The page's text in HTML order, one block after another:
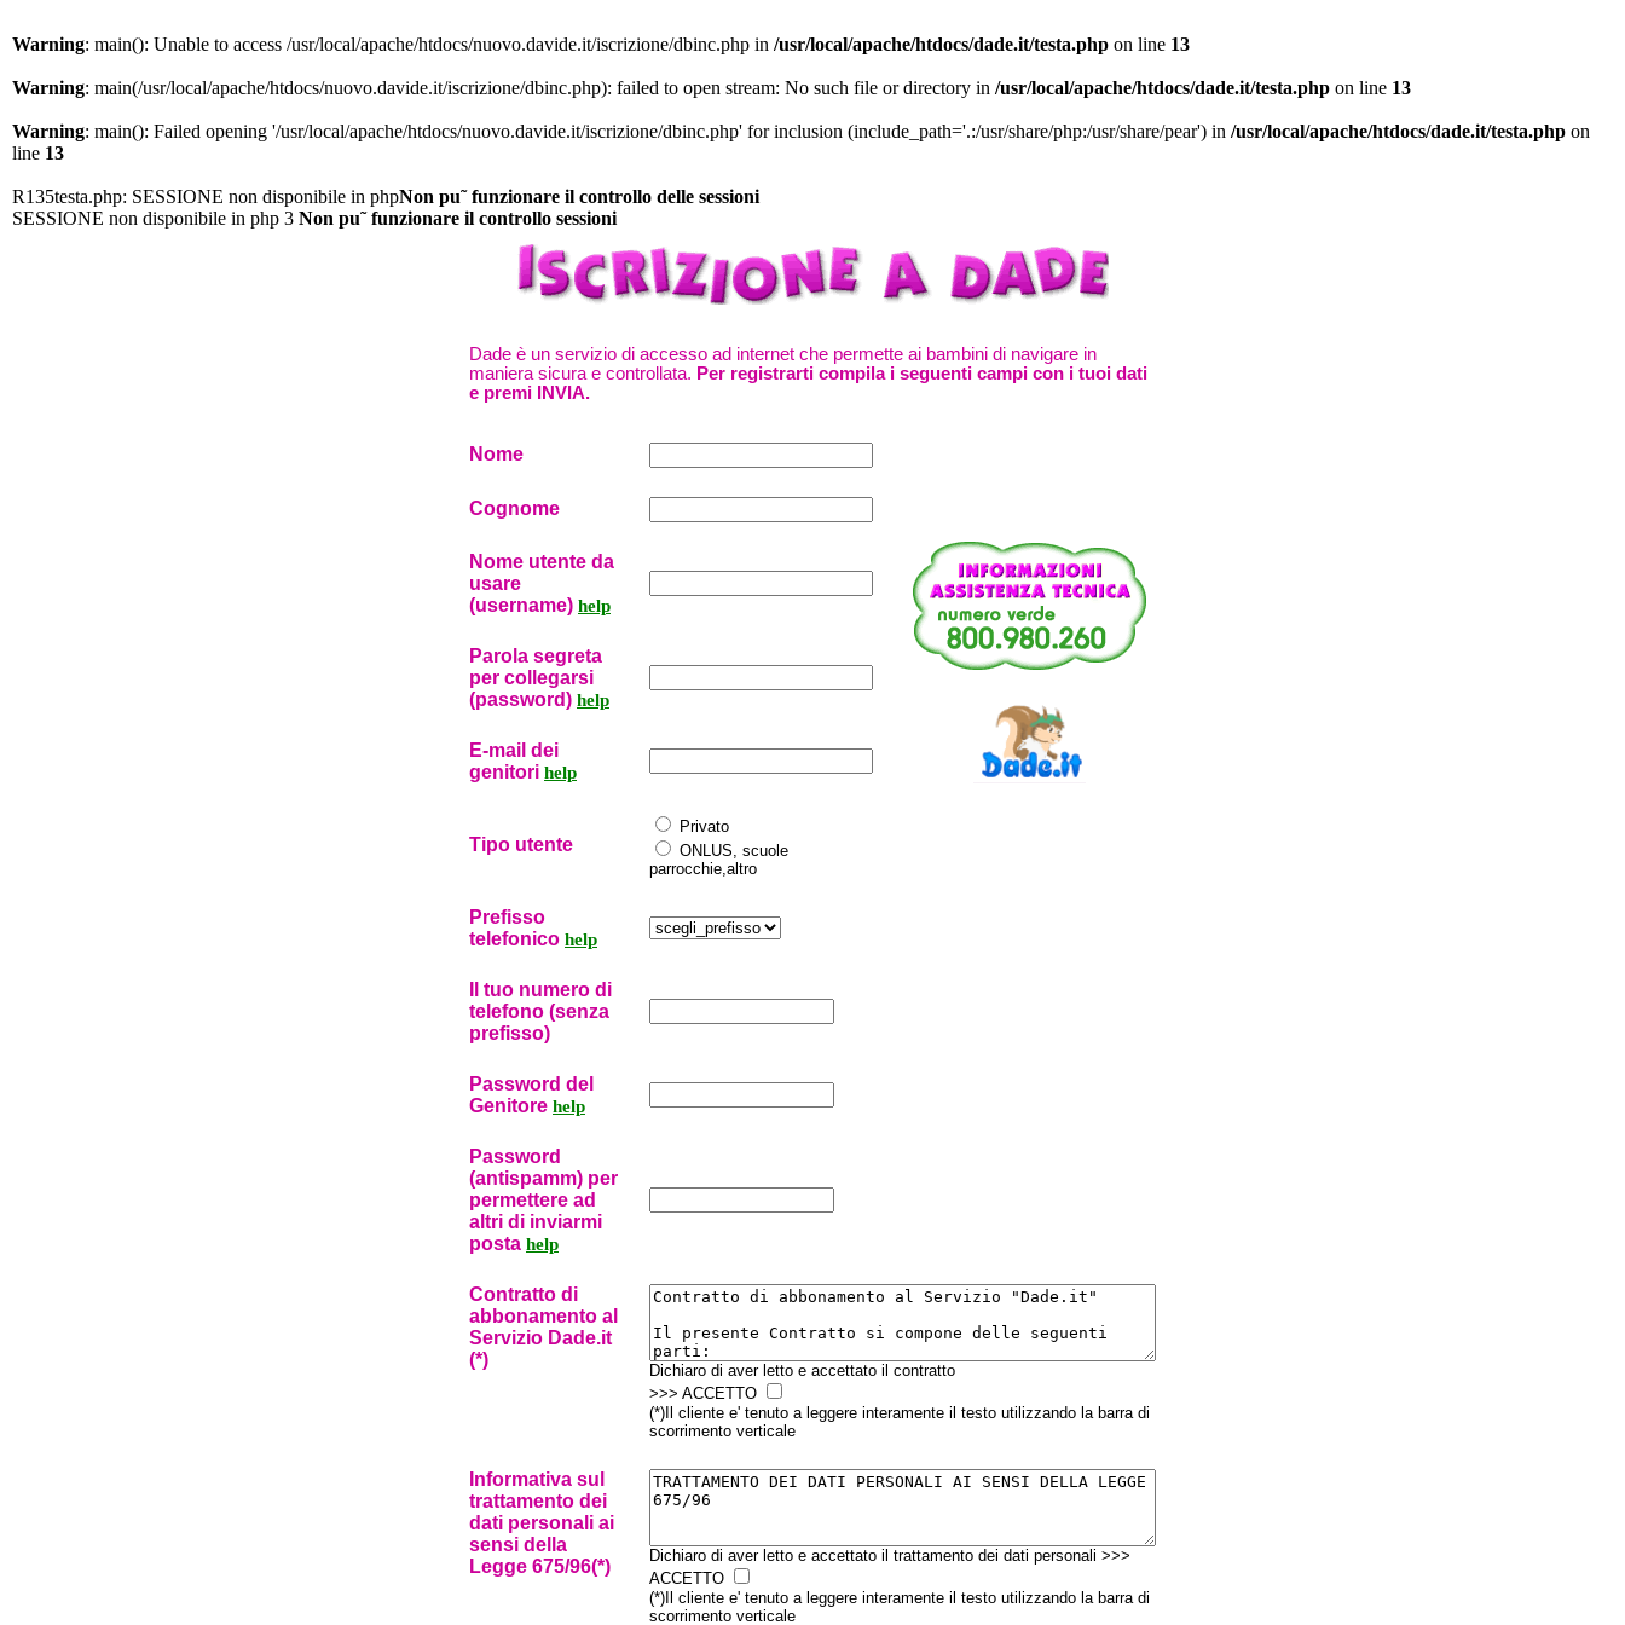
Warning: main(): Unable to access /usr/local/apache/htdocs/nuovo.davide.it/iscrizione/dbinc.php in /usr/local/apache/htdocs/dade.it/testa.php on line 13
Warning: main(/usr/local/apache/htdocs/nuovo.davide.it/iscrizione/dbinc.php): failed to open stream: No such file or directory in /usr/local/apache/htdocs/dade.it/testa.php on line 13
Warning: main(): Failed opening '/usr/local/apache/htdocs/nuovo.davide.it/iscrizione/dbinc.php' for inclusion (include_path='.:/usr/share/php:/usr/share/pear') in /usr/local/apache/htdocs/dade.it/testa.php on
line 13
R135testa.php: SESSIONE non disponibile in phpNon pu˜ funzionare il controllo delle sessioni
SESSIONE non disponibile in php 3 Non pu˜ funzionare il controllo sessioni
Dade è un servizio di accesso ad internet che permette ai bambini di navigare in
maniera sicura e controllata. Per registrarti compila i seguenti campi con i tuoi dati
e premi INVIA.
Nome
Cognome
Nome utente da
usare
(username) help
Parola segreta
per collegarsi
(password) help
E-mail dei
genitori help
Tipo utente
Privato
ONLUS, scuole
parrocchie,altro
Prefisso
telefonico help
Il tuo numero di
telefono (senza
prefisso)
Password del
Genitore help
Password
(antispamm) per
permettere ad
altri di inviarmi
posta help
Contratto di
abbonamento al
Servizio Dade.it
(*)
Dichiaro di aver letto e accettato il contratto
>>> ACCETTO
(*)Il cliente e' tenuto a leggere interamente il testo utilizzando la barra di
scorrimento verticale
Informativa sul
trattamento dei
dati personali ai
sensi della
Legge 675/96(*)
Dichiaro di aver letto e accettato il trattamento dei dati personali >>>
ACCETTO
(*)Il cliente e' tenuto a leggere interamente il testo utilizzando la barra di
scorrimento verticale